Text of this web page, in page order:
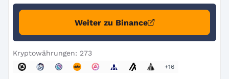
Weiter zu Binance
Kryptowährungen: 273
+16